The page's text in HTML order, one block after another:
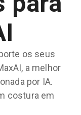
os seus
a melhor
por IA.
costura em